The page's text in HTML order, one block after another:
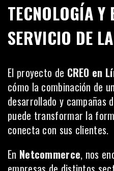
TECNOLOGÍA Y
SERVICIO DE
El proyecto de CREO en
cómo la combinación de
desarrollado y campañas
puede transformar la
conecta con sus clientes.
En Netcommerce, nos